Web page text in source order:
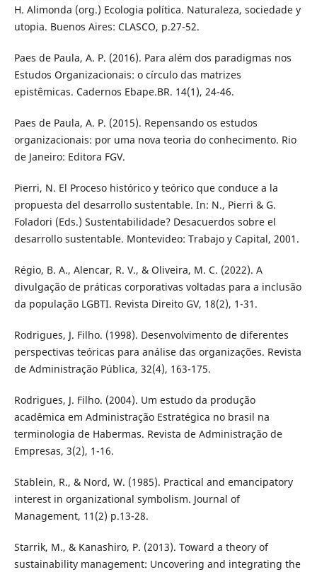
H. Alimonda (org.) Ecologia política. Naturaleza, sociedade y
utopia. Buenos Aires: CLASCO, p.27-52.
Paes de Paula, A. P. (2016). Para além dos paradigmas nos
Estudos Organizacionais: o círculo das matrizes
epistêmicas. Cadernos Ebape.BR. 14(1), 24-46.
Paes de Paula, A. P. (2015). Repensando os estudos
organizacionais: por uma nova teoria do conhecimento. Rio
de Janeiro: Editora FGV.
Pierri, N. El Proceso histórico y teórico que conduce a la
propuesta del desarrollo sustentable. In: N., Pierri & G.
Foladori (Eds.) Sustentabilidade? Desacuerdos sobre el
desarrollo sustentable. Montevideo: Trabajo y Capital, 2001.
Régio, B. A., Alencar, R. V., & Oliveira, M. C. (2022). A
divulgação de práticas corporativas voltadas para a inclusão
da população LGBTI. Revista Direito GV, 18(2), 1-31.
Rodrigues, J. Filho. (1998). Desenvolvimento de diferentes
perspectivas teóricas para análise das organizações. Revista
de Administração Pública, 32(4), 163-175.
Rodrigues, J. Filho. (2004). Um estudo da produção
acadêmica em Administração Estratégica no brasil na
terminologia de Habermas. Revista de Administração de
Empresas, 3(2), 1-16.
Stablein, R., & Nord, W. (1985). Practical and emancipatory
interest in organizational symbolism. Journal of
Management, 11(2) p.13-28.
Starrik, M., & Kanashiro, P. (2013). Toward a theory of
sustainability management: Uncovering and integrating the